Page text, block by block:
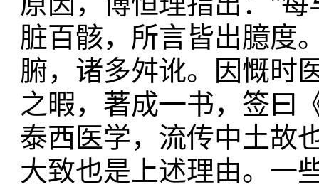
脏百骸，所言皆出臆度
腑，诸多舛讹。因慨时
之暇，著成一书，签曰
泰西医学，流传中土故
大致也是上述理由。一